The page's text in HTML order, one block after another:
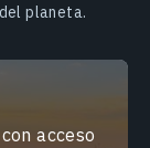
planeta.
acceso